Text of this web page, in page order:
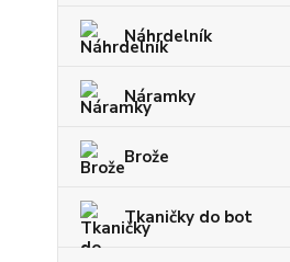
Náhrdelník
Náramky
Brože
Tkaničky do bot